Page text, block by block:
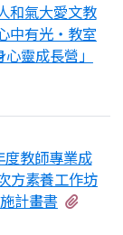
和氣大愛文教
中有光・教室
靈成長營」
度教師專業成
方素養工作坊
計畫書